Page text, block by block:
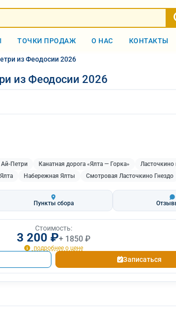
ТОЧКИ ПРОДАЖ О НАС КОНТАКТЫ
из Феодосии 2026
из Феодосии 2026
Петри Канатная дорога «Ялта — Горка»
Ласточкино
Набережная Ялты Смотровая Ласточкино Гнездо
Пункты сбора
Стоимость:
3 200 ₽+ 1850 ₽
подробнее о цене
Записаться